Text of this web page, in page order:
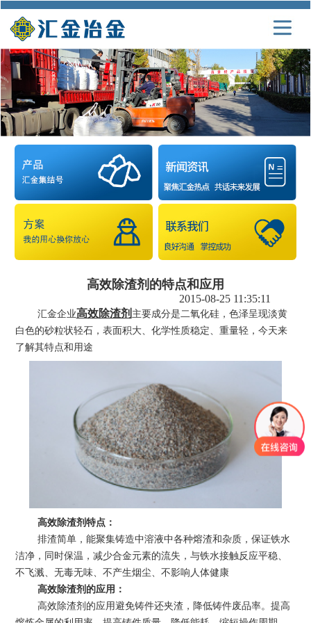
高效除渣剂的特点和应用
2015-08-25 11:35:11
汇金企业高效除渣剂 主要成分是二氧化硅，色泽呈现淡黄
白色的砂粒状轻石，表面积大、化学性质稳定、重量轻，今天来
了解其特点和用途
高效除渣剂特点：
排渣简单，能聚集铸造中溶液中各种熔渣和杂质，保证铁水
洁净，同时保温，减少合金元素的流失，与铁水接触反应平稳、
不飞溅、无毒无味、不产生烟尘、不影响人体健康
高效除渣剂的应用：
高效除渣剂的应用避免铸件还夹渣，降低铸件废品率。提高